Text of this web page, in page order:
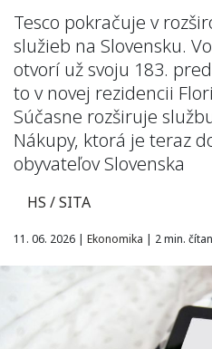
Tesco pokračuje v
služieb na Slovensku.
otvorí už svoju 183.
to v novej rezidencii
Súčasne rozširuje
Nákupy, ktorá je teraz
obyvateľov Slovenska
HS / SITA
11. 06. 2026 | Ekonomika | 2 min.